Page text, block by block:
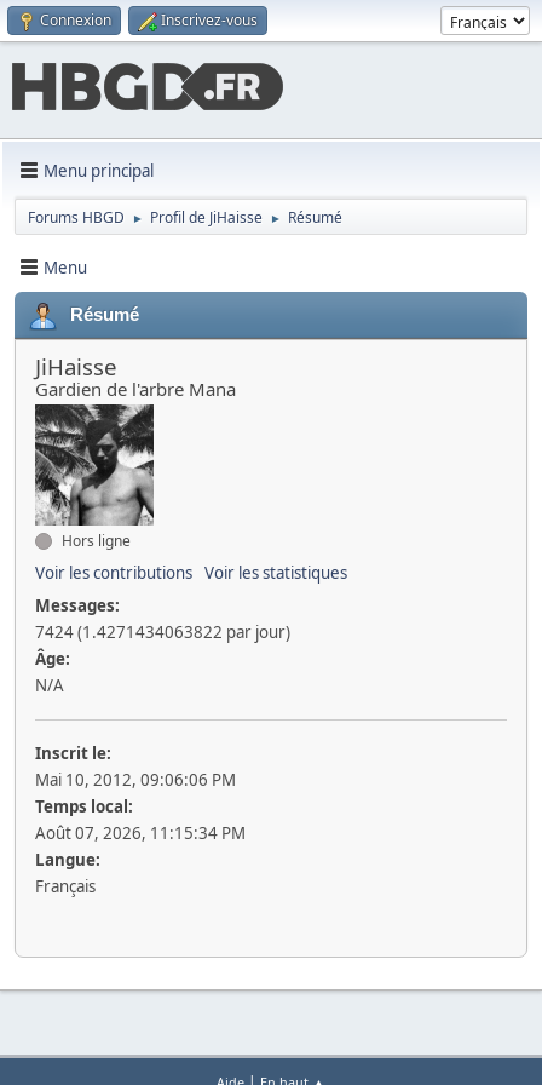
Connexion Inscrivez-vous
Menu principal
Forums HBGD ► Profil de JiHaisse ► Résumé
Menu
Résumé
JiHaisse
Gardien de l'arbre Mana
Hors ligne
Voir les contributions Voir les statistiques
Messages:
7424 (1.4271434063822 par jour)
Âge:
N/A
Inscrit le:
Mai 10, 2012, 09:06:06 PM
Temps local:
Août 07, 2026, 11:15:34 PM
Langue:
Français